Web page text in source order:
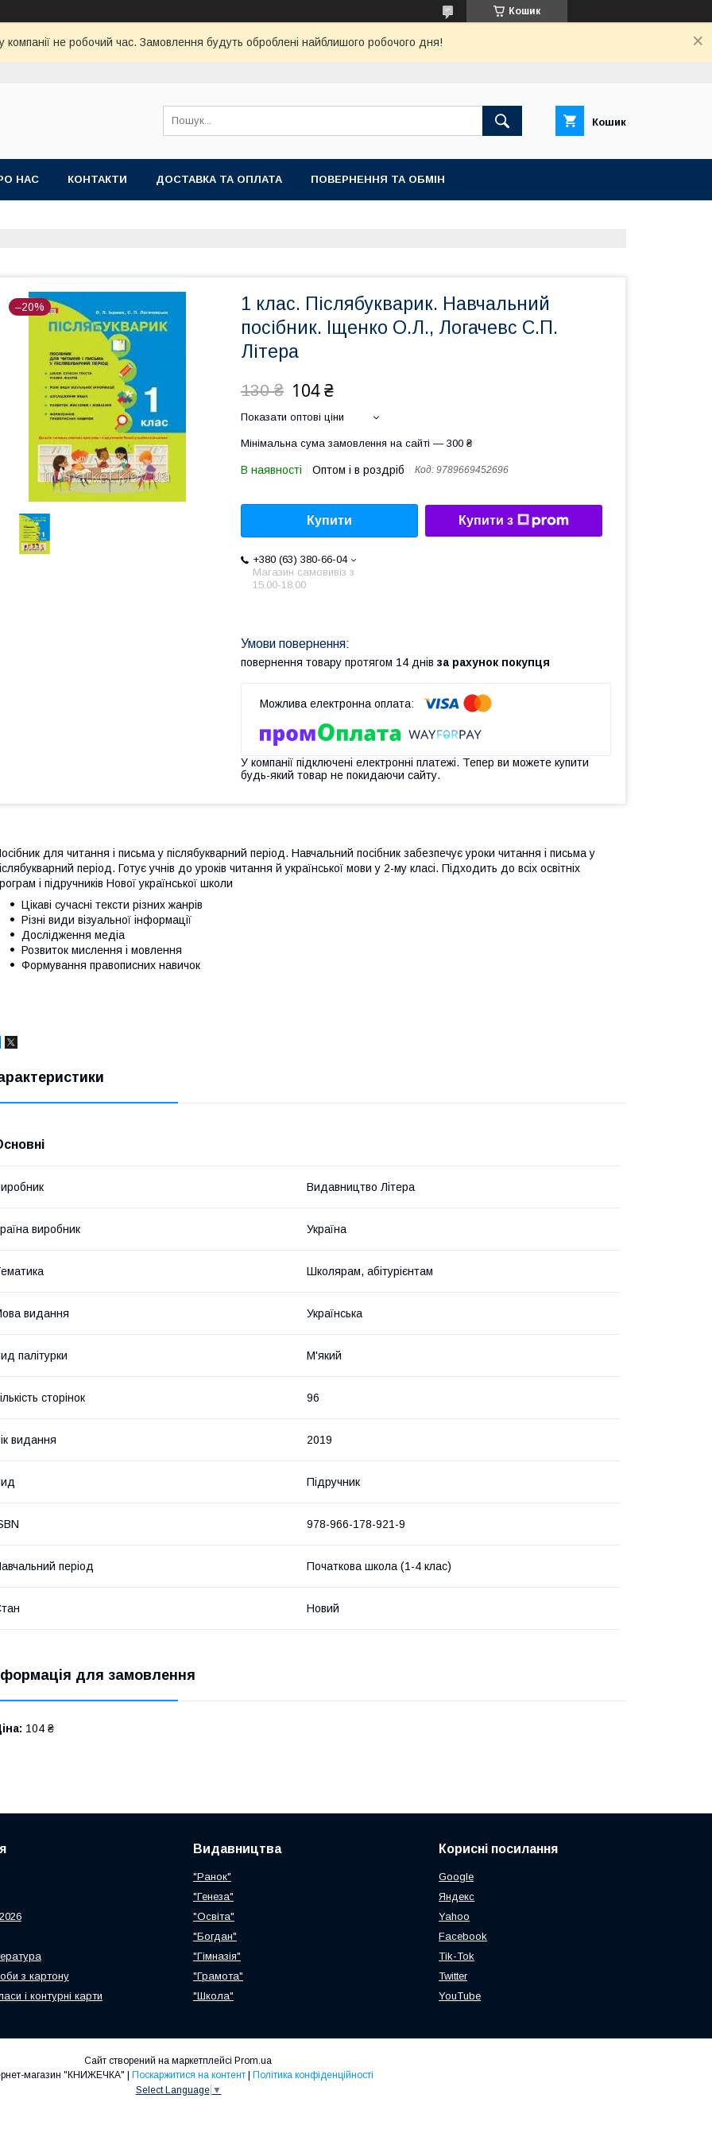
Кошик
компанії не робочий час. Замовлення будуть оброблені найблишого робочого дня!
Кошик
НАС КОНТАКТИ ДОСТАВКА ТА ОПЛАТА ПОВЕРНЕННЯ ТА ОБМІН
–20%
1 клас. Післябукварик. Навчальний
посібник. Іщенко О.Л., Логачевс С.П.
Літера
130 ₴ 104 ₴
Показати оптові ціни
Мінімальна сума замовлення на сайті — 300 ₴
В наявності Оптом і в роздріб Код: 9789669452696
Купити Купити з
+380 (63) 380-66-04
Магазин самовивіз з
15.00-18.00
повернення товару протягом 14 днів за рахунок покупця
У компанії підключені електронні платежі. Тепер ви можете купити
будь-який товар не покидаючи сайту.
для читання і письма у післябукварний період. Навчальний посібник забезпечує уроки читання і письма у
період. Готує учнів до уроків читання й української мови у 2-му класі. Підходить до всіх освітніх
і підручників Нової української школи
Цікаві сучасні тексти різних жанрів
Різні види візуальної інформації
Дослідження медіа
Розвиток мислення і мовлення
Формування правописних навичок
Видавництво Літера
виробник Україна
Школярам, абітурієнтам
видання Українська
палітурки М'який
сторінок 96
видання 2019
Підручник
978-966-178-921-9
період Початкова школа (1-4 клас)
Новий
для замовлення
104 ₴
з картону
і контурні карти
Видавництва
"Ранок"
"Генеза"
"Освіта"
"Богдан"
"Гімназія"
"Грамота"
"Школа"
Корисні посилання
Google
Яндекс
Yahoo
Facebook
Tik-Tok
Twitter
YouTube
Сайт створений на маркетплейсі Prom.ua
Інтернет-магазин "КНИЖЕЧКА" | Поскаржитися на контент | Політика конфіденційності
Select Language ▼